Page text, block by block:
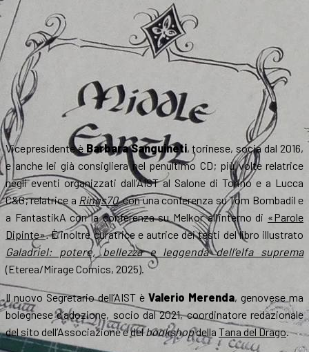
Vicepresidente è Barbara Sanguineti, torinese, socia dal 2016,
e anche lei già consigliera nel penultimo CD; più volte relatrice
negli eventi organizzati dall’AIST al Salone di Torino e a Lucca
C&G; relatrice a Rings70con una conferenza su Tom Bombadil e
a FantastikA con la conferenza su Melkor all’interno di «Parole
Dipinte».È inoltre curatrice e autrice dei testi del libro illustrato
Galadriel: potere, bellezza e leggenda dell’elfa suprema
(Eterea/Mirage Comics, 2025).
Il nuovo Segretario dell’AIST è Valerio Merenda, genovese ma
bolognese d’adozione, socio dal 2021, coordinatore redazionale
del sito dell’Associazione e delbookshopdella Tana del Drago.